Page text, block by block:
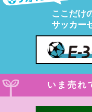
ここだけ
サッカー
いま売れ